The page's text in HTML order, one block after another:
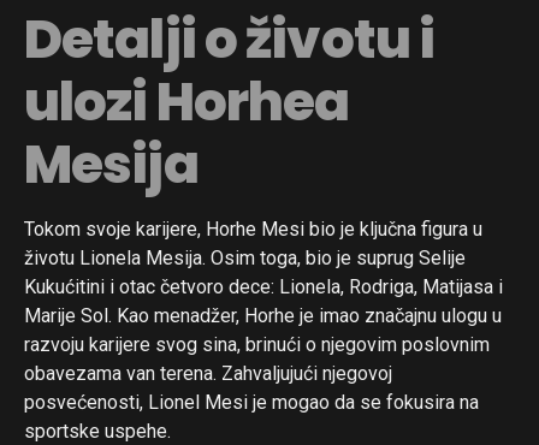
Detalji o životu i
ulozi Horhea
Mesija
Tokom svoje karijere, Horhe Mesi bio je ključna figura u
životu Lionela Mesija. Osim toga, bio je suprug Selije
Kukućitini i otac četvoro dece: Lionela, Rodriga, Matijasa i
Marije Sol. Kao menadžer, Horhe je imao značajnu ulogu u
razvoju karijere svog sina, brinući o njegovim poslovnim
obavezama van terena. Zahvaljujući njegovoj
posvećenosti, Lionel Mesi je mogao da se fokusira na
sportske uspehe.